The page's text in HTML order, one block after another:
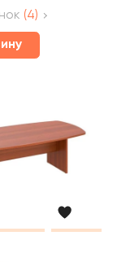
(4)